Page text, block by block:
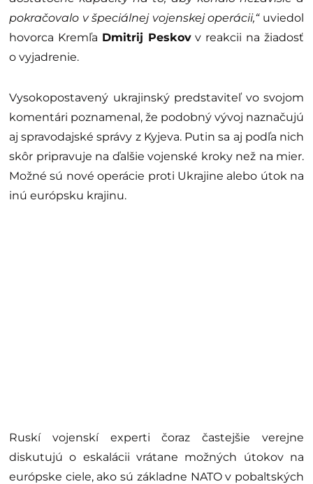
pokračovalo v špeciálnej vojenskej operácii,“uviedol
hovorca Kremľa Dmitrij Peskovv reakcii na žiadosť
o vyjadrenie.
Vysokopostavený ukrajinský predstaviteľ vo svojom
komentári poznamenal, že podobný vývoj naznačujú
aj spravodajské správy z Kyjeva. Putin sa aj podľa nich
skôr pripravuje na ďalšie vojenské kroky než na mier.
Možné sú nové operácie proti Ukrajine alebo útok na
inú európsku krajinu.
Ruskí vojenskí experti čoraz častejšie verejne
diskutujú o eskalácii vrátane možných útokov na
európske ciele, ako sú základne NATO v pobaltských